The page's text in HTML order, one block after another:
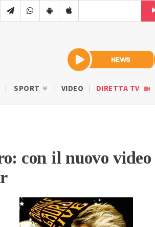
SPORT VIDEO DIRETTA TV
con il nuovo